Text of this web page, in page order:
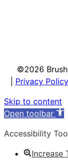
©2026 Brush
Privacy Policy
Skip to content
Open toolbar
Accessibility
Increase